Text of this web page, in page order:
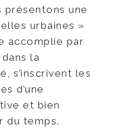
présentons une
urbaines »
accomplie par
la
s’inscrivent les
d’une
et bien
du temps.